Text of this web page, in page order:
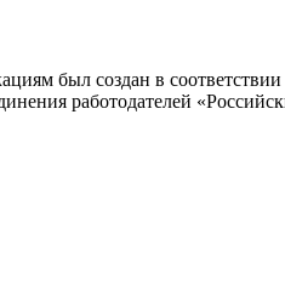
был создан в
работодателей